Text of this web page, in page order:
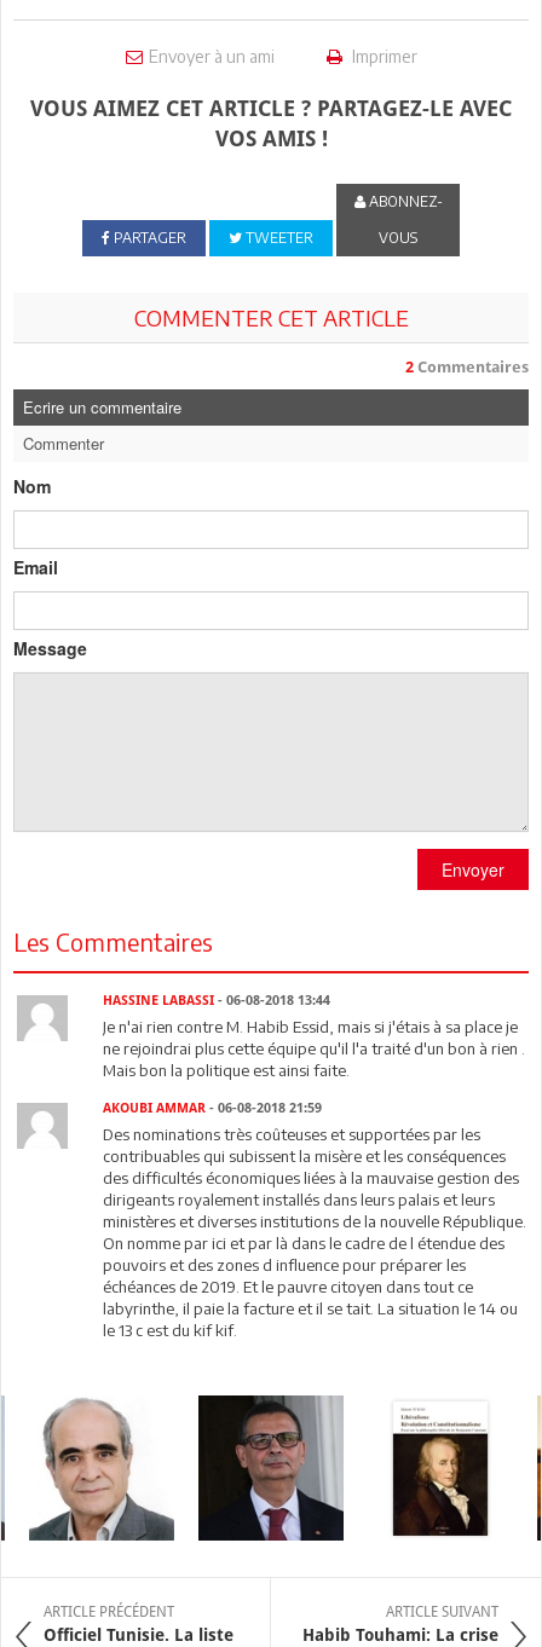
Envoyer à un ami Imprimer
VOUS AIMEZ CET ARTICLE ? PARTAGEZ-LE AVEC
VOS AMIS !
PARTAGER TWEETER
ABONNEZ-
VOUS
COMMENTER CET ARTICLE
2 Commentaires
Ecrire un commentaire
Commenter
Nom
Email
Message
Envoyer
Les Commentaires
HASSINE LABASSI - 06-08-2018 13:44
Je n'ai rien contre M. Habib Essid, mais si j'étais à sa place je
ne rejoindrai plus cette équipe qu'il l'a traité d'un bon à rien .
Mais bon la politique est ainsi faite.
AKOUBI AMMAR - 06-08-2018 21:59
Des nominations très coûteuses et supportées par les
contribuables qui subissent la misère et les conséquences
des difficultés économiques liées à la mauvaise gestion des
dirigeants royalement installés dans leurs palais et leurs
ministères et diverses institutions de la nouvelle République.
On nomme par ici et par là dans le cadre de l étendue des
pouvoirs et des zones d influence pour préparer les
échéances de 2019. Et le pauvre citoyen dans tout ce
labyrinthe, il paie la facture et il se tait. La situation le 14 ou
le 13 c est du kif kif.
ARTICLE PRÉCÉDENT
Officiel Tunisie. La liste
ARTICLE SUIVANT
Habib Touhami: La crise